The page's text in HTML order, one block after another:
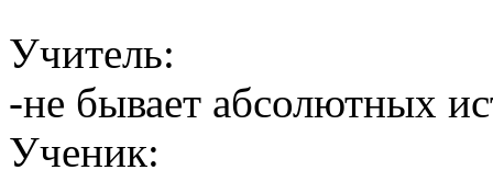
Учитель:
-не бывает абсолютных
Ученик: